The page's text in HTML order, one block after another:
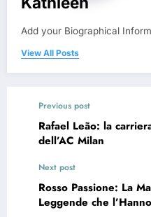
Add your Biographical
View All Posts
Previous post
Rafael Leão: la
dell’AC Milan
Next post
Rosso Passione: La
Leggende che